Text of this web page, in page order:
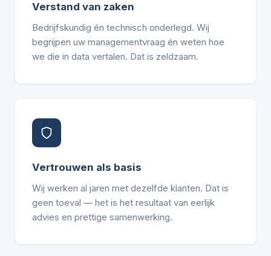
Verstand van zaken
Bedrijfskundig én technisch onderlegd. Wij
begrijpen uw managementvraag én weten hoe
we die in data vertalen. Dat is zeldzaam.
Vertrouwen als basis
Wij werken al jaren met dezelfde klanten. Dat is
geen toeval — het is het resultaat van eerlijk
advies en prettige samenwerking.